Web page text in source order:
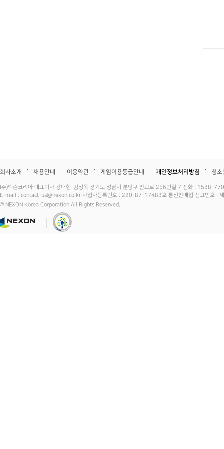
회사소개 채용안내 이용약관 게임이용등급안내 개인정보처리방침 청소
(주)넥슨코리아 대표이사 강대현·김정욱 경기도 성남시 분당구 판교로 256번길 7 전화 :
E-mail : contact-us@nexon.co.kr 사업자등록번호 : 220-87-17483호 통신판매업 신고번호 :
© NEXON Korea Corporation All Rights Reserved.